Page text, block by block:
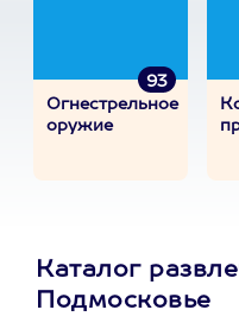
93
Огнестрельное
оружие
Каталог
Подмосковье